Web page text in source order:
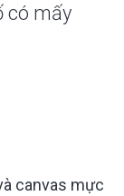
có mấy
canvas mực